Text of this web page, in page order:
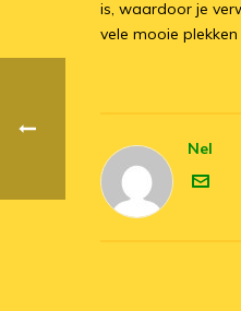
is, waardoor je
vele mooie
Nel